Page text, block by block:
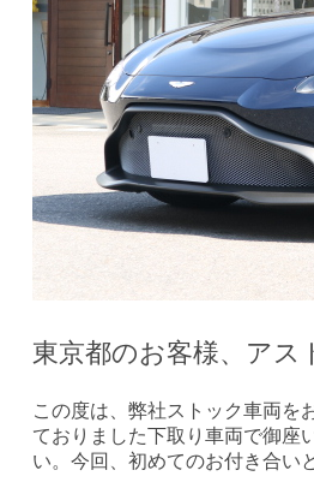
東京都のお客様、ア
この度は、弊社ストック車両を
ておりました下取り車両で御座
い。今回、初めてのお付き合い